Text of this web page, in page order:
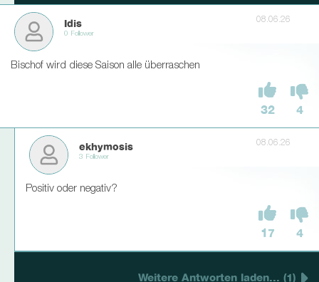
Idis
0 Follower
08.06.26
Bischof wird diese Saison alle überraschen
32 4
ekhymosis
3 Follower
08.06.26
Positiv oder negativ?
17 4
Weitere Antworten laden... (1)